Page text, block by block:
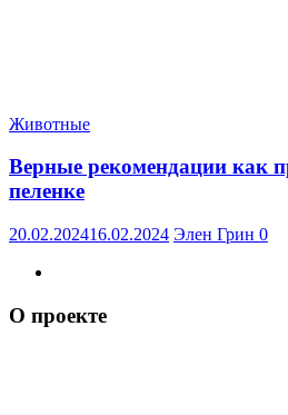
Животные
Верные рекомендации как
пеленке
20.02.202416.02.2024 Элен Грин 0
О проекте